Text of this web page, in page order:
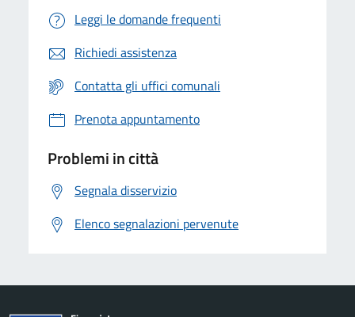
Leggi le domande frequenti
Richiedi assistenza
Contatta gli uffici comunali
Prenota appuntamento
Problemi in città
Segnala disservizio
Elenco segnalazioni pervenute